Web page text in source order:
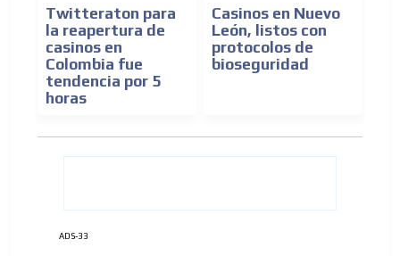
Twitteraton para
la reapertura de
casinos en
Colombia fue
tendencia por 5
horas
Casinos en Nuevo
León, listos con
protocolos de
bioseguridad
ADS-33
ADVERTISEMENT